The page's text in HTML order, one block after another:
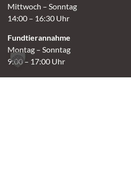
Mittwoch – Sonntag
14:00 – 16:30 Uhr
Fundtierannahme
Montag – Sonntag
9:00 – 17:00 Uhr
Spendenannahme / Tierrettershop